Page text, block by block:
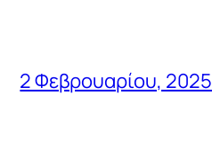
2 Φεβρουαρίου, 2025